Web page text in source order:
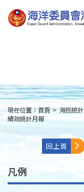
到
主
:::
現在位置： 首頁 > 海巡統計
績效統計月報
回上頁
凡例